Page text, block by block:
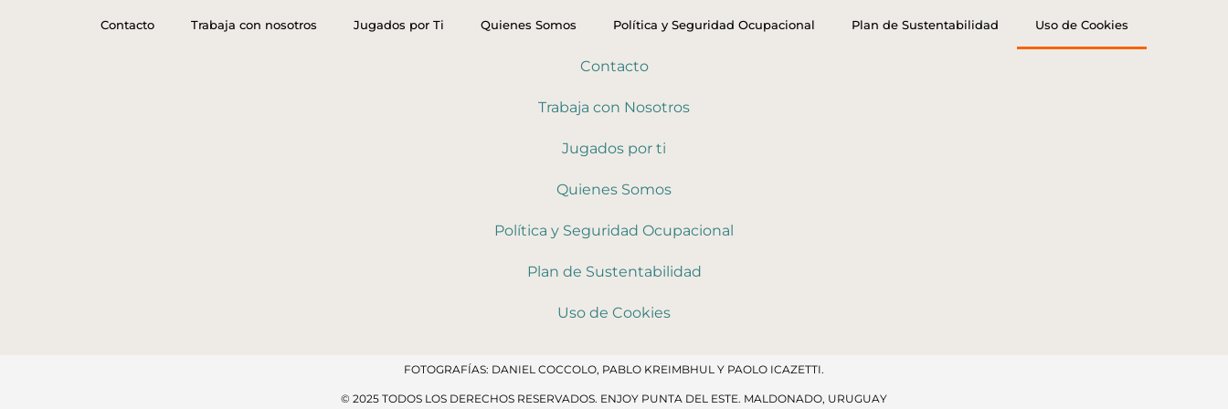
Contacto Trabaja con nosotros Jugados por Ti Quienes Somos Política y Seguridad Ocupacional Plan de Sustentabilidad Uso de Cookies
Contacto
Trabaja con Nosotros
Jugados por ti
Quienes Somos
Política y Seguridad Ocupacional
Plan de Sustentabilidad
Uso de Cookies
FOTOGRAFÍAS: DANIEL COCCOLO, PABLO KREIMBHUL Y PAOLO ICAZETTI.
© 2025 TODOS LOS DERECHOS RESERVADOS​. ENJOY PUNTA DEL ESTE. MALDONADO, URUGUAY